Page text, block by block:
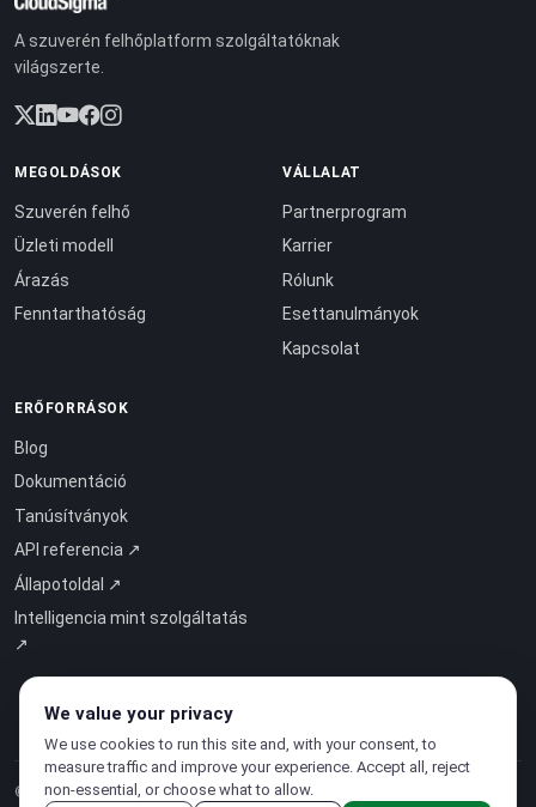
A szuverén felhőplatform szolgáltatóknak
világszerte.
MEGOLDÁSOK
Szuverén felhő
Üzleti modell
Árazás
Fenntarthatóság
VÁLLALAT
Partnerprogram
Karrier
Rólunk
Esettanulmányok
Kapcsolat
ERŐFORRÁSOK
Blog
Dokumentáció
Tanúsítványok
API referencia ↗
Állapotoldal ↗
Intelligencia mint szolgáltatás
↗
© 2026 CloudSigma Holding AG.Minden jog fenntartva
We value your privacy
We use cookies to run this site and, with your consent, to
measure traffic and improve your experience. Accept all, reject
non-essential, or choose what to allow.